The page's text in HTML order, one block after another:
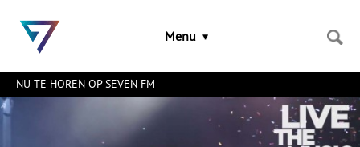
links
naar
Menu
NU TE HOREN OP SEVEN FM